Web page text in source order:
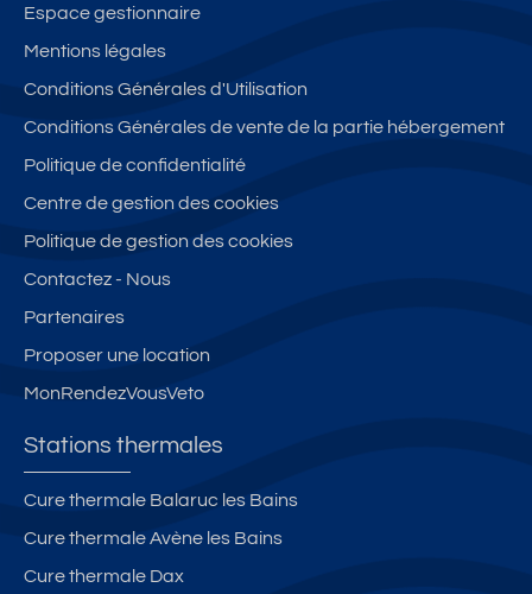
Espace gestionnaire
Mentions légales
Conditions Générales d'Utilisation
Conditions Générales de vente de la partie hébergement
Politique de confidentialité
Centre de gestion des cookies
Politique de gestion des cookies
Contactez - Nous
Partenaires
Proposer une location
MonRendezVousVeto
Stations thermales
Cure thermale Balaruc les Bains
Cure thermale Avène les Bains
Cure thermale Dax